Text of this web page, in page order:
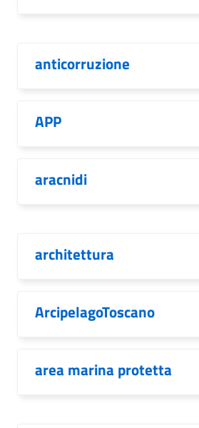
anticorruzione
APP
aracnidi
architettura
ArcipelagoToscano
area marina protetta